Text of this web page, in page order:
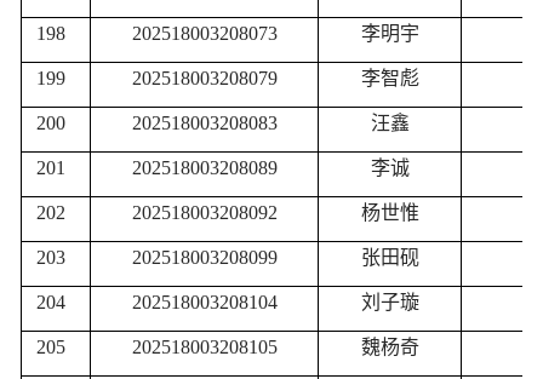
198 202518003208073 李明宇
199 202518003208079 李智彪
200 202518003208083 汪鑫
201 202518003208089 李诚
202 202518003208092 杨世惟
203 202518003208099 张田砚
204 202518003208104 刘子璇
205 202518003208105 魏杨奇